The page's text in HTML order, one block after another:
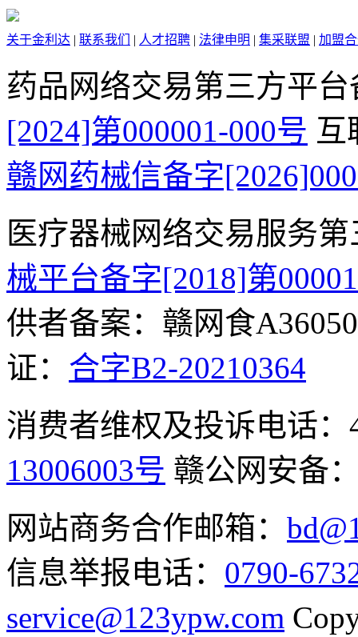
关于金利达 | 联系我们 | 人才招聘 | 法律申明 | 集采联盟 | 加盟
药品网络交易第三方平
[2024]第000001-000号 互
赣网药械信备字
医疗器械网络交易服务
械平台备字[2018]第
供者备案：赣网食
证： 合字B2-20210364
消费者维权及投诉电话：
13006003号 赣公网安备
网站商务合作邮箱：
信息举报电话： 0790-
service@123ypw.com